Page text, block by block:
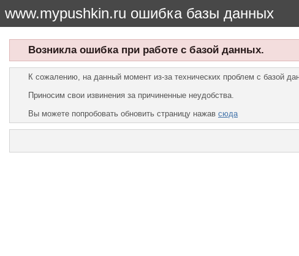
www.mypushkin.ru ошибка базы данных
Возникла ошибка при работе с базой данных.
К сожалению, на данный момент из-за технических проблем с базой
Приносим свои извинения за причиненные неудобства.
Вы можете попробовать обновить страницу нажав сюда